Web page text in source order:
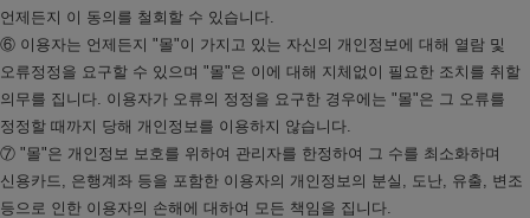
언제든지 이 동의를 철회할 수 있습니다.
⑥ 이용자는 언제든지 "몰"이 가지고 있는 자신의 개인정보에 대해 열람 및
오류정정을 요구할 수 있으며 "몰"은 이에 대해 지체없이 필요한 조치를 취할
의무를 집니다. 이용자가 오류의 정정을 요구한 경우에는 "몰"은 그 오류를
정정할 때까지 당해 개인정보를 이용하지 않습니다.
⑦ "몰"은 개인정보 보호를 위하여 관리자를 한정하여 그 수를 최소화하며
신용카드, 은행계좌 등을 포함한 이용자의 개인정보의 분실, 도난, 유출, 변조
등으로 인한 이용자의 손해에 대하여 모든 책임을 집니다.